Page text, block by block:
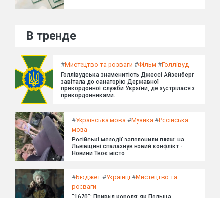
В тренде
#Мистецтво та розваги #Фільм #Голлівуд
Голлівудська знаменитість Джессі Айзенберг
завітала до санаторію Державної
прикордонної служби України, де зустрілася з
прикордонниками.
#Українська мова #Музика #Російська
мова
Російські мелодії заполонили пляж: на
Львівщині спалахнув новий конфлікт -
Новини Твоє місто
#Бюджет #Українці #Мистецтво та
розваги
"1670": Привид короля: як Польща